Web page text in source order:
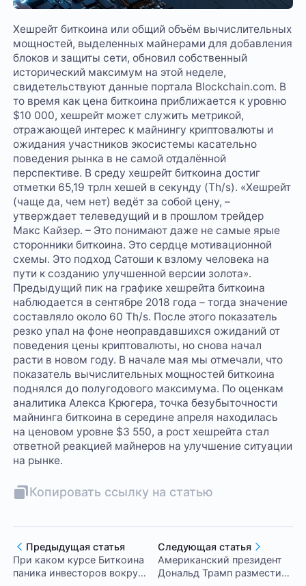
Хешрейт биткоина или общий объём вычислительных
мощностей, выделенных майнерами для добавления
блоков и защиты сети, обновил собственный
исторический максимум на этой неделе,
свидетельствуют данные портала Blockchain.com. В
то время как цена биткоина приближается к уровню
$10 000, хешрейт может служить метрикой,
отражающей интерес к майнингу криптовалюты и
ожидания участников экосистемы касательно
поведения рынка в не самой отдалённой
перспективе. В среду хешрейт биткоина достиг
отметки 65,19 трлн хешей в секунду (Th/s). «Хешрейт
(чаще да, чем нет) ведёт за собой цену, –
утверждает телеведущий и в прошлом трейдер
Макс Кайзер. – Это понимают даже не самые ярые
сторонники биткоина. Это сердце мотивационной
схемы. Это подход Сатоши к взлому человека на
пути к созданию улучшенной версии золота».
Предыдущий пик на графике хешрейта биткоина
наблюдается в сентябре 2018 года – тогда значение
составляло около 60 Th/s. После этого показатель
резко упал на фоне неоправдавшихся ожиданий от
поведения цены криптовалюты, но снова начал
расти в новом году. В начале мая мы отмечали, что
показатель вычислительных мощностей биткоина
поднялся до полугодового максимума. По оценкам
аналитика Алекса Крюгера, точка безубыточности
майнинга биткоина в середине апреля находилась
на ценовом уровне $3 550, а рост хешрейта стал
ответной реакцией майнеров на улучшение ситуации
на рынке.
Копировать ссылку на статью
Предыдущая статья
При каком курсе Биткоина
паника инвесторов вокруг
Следующая статья
Американский президент
Дональд Трамп разместил